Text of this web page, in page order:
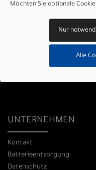
Di: 10:00-18:00 Uhr
Mi: 10:00-18:00 Uhr
Do: 10:00-18:00 Uhr
UNTERNEHMEN
Kontakt
Batterieentsorgung
Datenschutz
Möchten Sie optionale
Nur
Alle